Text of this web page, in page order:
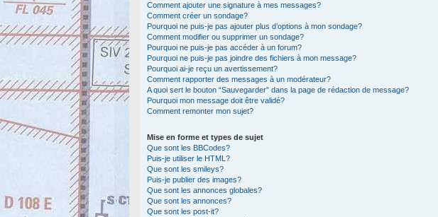
Comment ajouter une signature à mes messages?
Comment créer un sondage?
Pourquoi ne puis-je pas ajouter plus d’options à mon sondage?
Comment modifier ou supprimer un sondage?
Pourquoi ne puis-je pas accéder à un forum?
Pourquoi ne puis-je pas joindre des fichiers à mon message?
Pourquoi ai-je reçu un avertissement?
Comment rapporter des messages à un modérateur?
A quoi sert le bouton “Sauvegarder” dans la page de rédaction de message?
Pourquoi mon message doit être validé?
Comment remonter mon sujet?
Mise en forme et types de sujet
Que sont les BBCodes?
Puis-je utiliser le HTML?
Que sont les smileys?
Puis-je publier des images?
Que sont les annonces globales?
Que sont les annonces?
Que sont les post-it?